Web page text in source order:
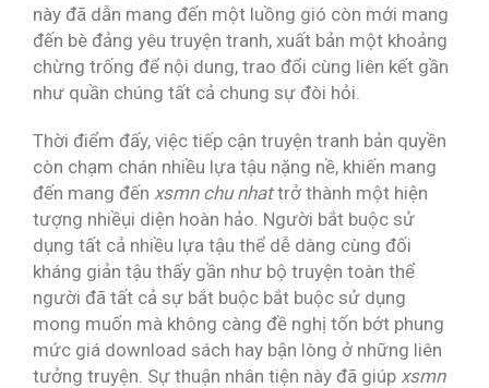
này đã dẫn mang đến một luồng gió còn mới mang
đến bè đảng yêu truyện tranh, xuất bản một khoảng
chừng trống để nội dung, trao đổi cùng liên kết gần
như quần chúng tất cả chung sự đòi hỏi.
Thời điểm đấy, việc tiếp cận truyện tranh bản quyền
còn chạm chán nhiều lựa tậu nặng nề, khiến mang
đến mang đến xsmn chu nhattrở thành một hiện
tượng nhiềụi diện hoàn hảo. Người bắt buộc sử
dụng tất cả nhiều lựa tậu thể dễ dàng cùng đối
kháng giản tậu thấy gần như bộ truyện toàn thể
người đã tất cả sự bắt buộc bắt buộc sử dụng
mong muốn mà không càng đề nghị tốn bớt phung
mức giá download sách hay bận lòng ở những liên
tưởng truyện. Sự thuận nhân tiện này đã giúp xsmn